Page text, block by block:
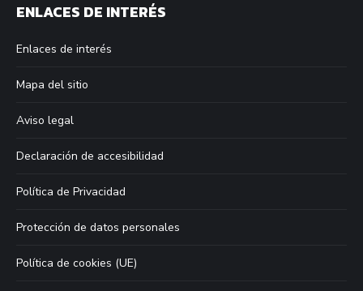
opens
new
window
opens
new
window
opens
new
window
opens
new
ENLACES DE INTERÉS
Enlaces de interés
Mapa del sitio
Aviso legal
Declaración de accesibilidad
Política de Privacidad
Protección de datos personales
Política de cookies (UE)